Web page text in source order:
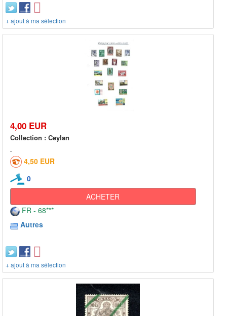
+ ajout à ma sélection
4,00 EUR
Collection : Ceylan
4,50 EUR
0
ACHETER
FR - 68***
Autres
+ ajout à ma sélection